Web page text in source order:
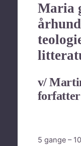
Maria
v/
forfatter
5 gange –